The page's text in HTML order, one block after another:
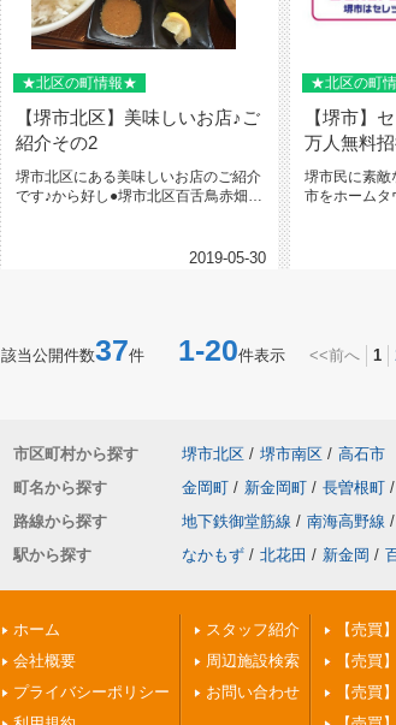
★北区の町情報★
【堺市北区】美味しいお店♪ご
紹介その2
堺市北区にある美味しいお店のご紹介
です♪から好し●堺市北区百舌鳥赤畑町
2019-05-30
★北区の町
【堺市】
万人無料招
堺市民に素敵
市をホームタ
該当公開件数37件 1-20件表示 <<前へ 1
市区町村から探す 堺市北区 / 堺市南区 / 高石市
町名から探す
金岡町 / 新金岡町 / 長曽根町 /
路線から探す
地下鉄御堂筋線 / 南海高野線 /
駅から探す
なかもず / 北花田 / 新金岡 /
ホーム
会社概要
プライバシーポリシー
スタッフ紹介
周辺施設検索
お問い合わせ
【売買
【売買
【売買